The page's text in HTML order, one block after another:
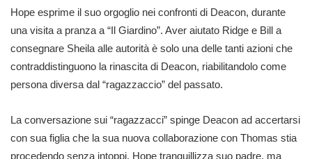
Hope esprime il suo orgoglio nei confronti di Deacon, durante
una visita a pranza a “Il Giardino”. Aver aiutato Ridge e Bill a
consegnare Sheila alle autorità è solo una delle tanti azioni che
contraddistinguono la rinascita di Deacon, riabilitandolo come
persona diversa dal “ragazzaccio” del passato.
La conversazione sui “ragazzacci” spinge Deacon ad accertarsi
con sua figlia che la sua nuova collaborazione con Thomas stia
procedendo senza intoppi. Hope tranquillizza suo padre, ma